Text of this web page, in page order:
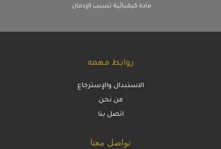
مادة كيميائية تسبب الإدمان.
روابط مهمه
الاستبدال والإسترجاع
من نحن
اتصل بنا
تواصل معنا